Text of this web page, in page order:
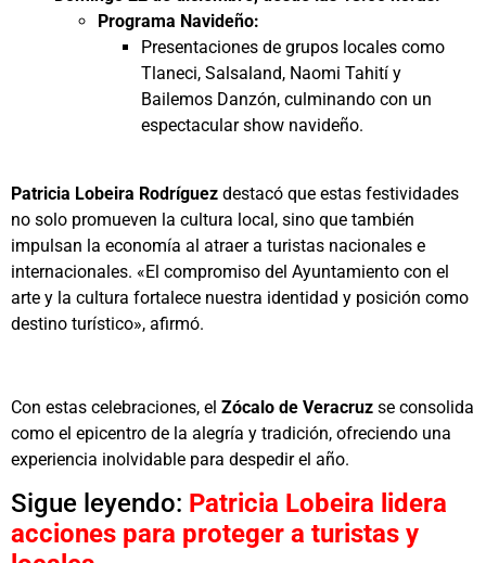
Programa Navideño:
Presentaciones de grupos locales como
Tlaneci, Salsaland, Naomi Tahití y
Bailemos Danzón, culminando con un
espectacular show navideño.
Patricia Lobeira Rodríguez destacó que estas festividades
no solo promueven la cultura local, sino que también
impulsan la economía al atraer a turistas nacionales e
internacionales. «El compromiso del Ayuntamiento con el
arte y la cultura fortalece nuestra identidad y posición como
destino turístico», afirmó.
Con estas celebraciones, el Zócalo de Veracruz se consolida
como el epicentro de la alegría y tradición, ofreciendo una
experiencia inolvidable para despedir el año.
Sigue leyendo: Patricia Lobeira lidera
acciones para proteger a turistas y